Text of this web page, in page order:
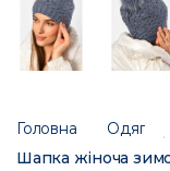
Головна Одяг